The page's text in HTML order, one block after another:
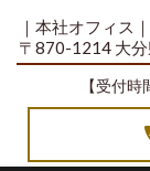
｜本社オフィス｜
〒870-1214 大
【受付